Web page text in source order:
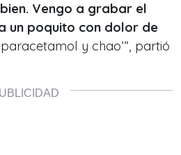
Vengo a grabar el
un poquito con dolor de
paracetamol y chao’”, partió